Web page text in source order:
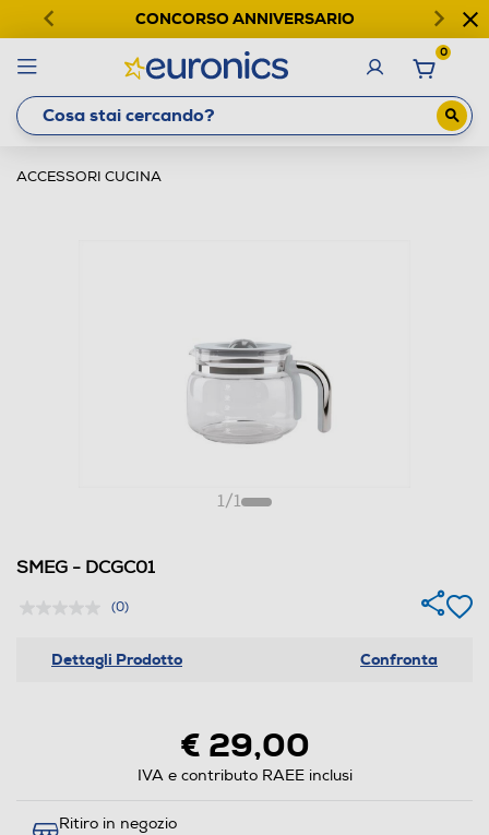
CONCORSO ANNIVERSARIO
0
ACCESSORI CUCINA
1/1
SMEG - DCGC01
(0)
Dettagli Prodotto Confronta
€ 29,00
IVA e contributo RAEE inclusi
Ritiro in negozio